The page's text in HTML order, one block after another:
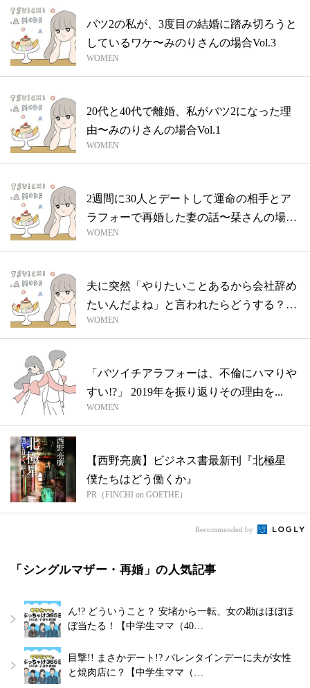
バツ2の私が、3度目の結婚に踏み切ろうと
しているワケ〜みのりさんの場合Vol.3
WOMEN
20代と40代で離婚、私がバツ2になった理
由〜みのりさんの場合Vol.1
WOMEN
2週間に30人とデートして運命の相手とア
ラフォーで再婚した妻の話〜栞さんの場合
v...
WOMEN
夫に突然「やりたいことあるから会社辞め
たいんだよね」と言われたらどうする？バ
ツ2...
WOMEN
「バツイチアラフォーは、不倫にハマりや
すい!?」 2019年を振り返りその理由を...
WOMEN
【西野亮廣】ビジネス書最新刊『北極星
僕たちはどう働くか』
PR（FINCHI on GOETHE）
Recommended by
「シングルマザー・再婚」の人気記事
ん!? どういうこと？ 安堵から一転、女の勘はほぼほ
ぼ当たる！【中学生ママ（40…
目撃!! まさかデート!? バレンタインデーに夫が女性
と焼肉店に？【中学生ママ（…